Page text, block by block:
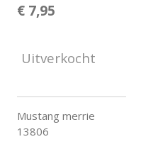
€ 7,95
Uitverkocht
Mustang merrie
13806